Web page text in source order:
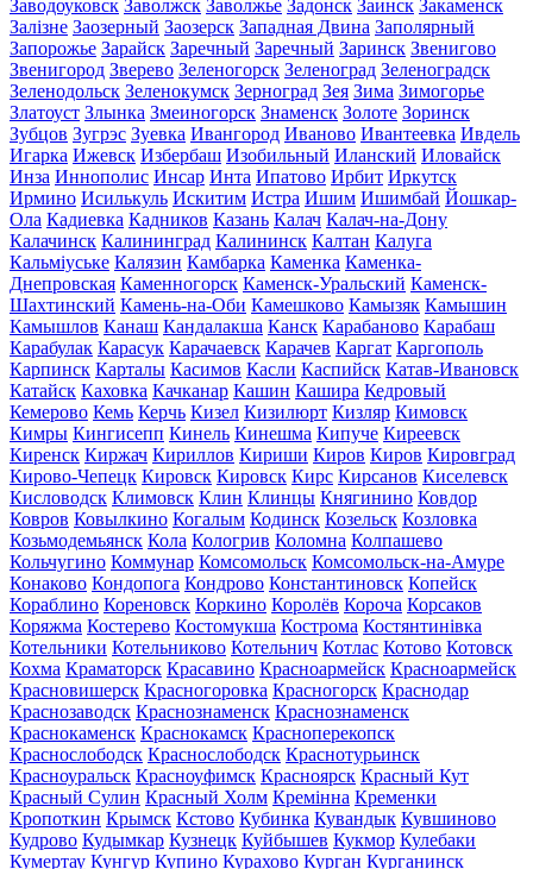
Заводоуковск Заволжск Заволжье Задонск Заинск Закаменск
Залізне Заозерный Заозерск Западная Двина Заполярный
Запорожье Зарайск Заречный Заречный Заринск Звенигово
Звенигород Зверево Зеленогорск Зеленоград Зеленоградск
Зеленодольск Зеленокумск Зерноград Зея Зима Зимогорье
Златоуст Злынка Змеиногорск Знаменск Золоте Зоринск
Зубцов Зугрэс Зуевка Ивангород Иваново Ивантеевка Ивдель
Игарка Ижевск Избербаш Изобильный Иланский Иловайск
Инза Иннополис Инсар Инта Ипатово Ирбит Иркутск
Ирмино Исилькуль Искитим Истра Ишим Ишимбай Йошкар-
Ола Кадиевка Кадников Казань Калач Калач-на-Дону
Калачинск Калининград Калининск Калтан Калуга
Кальміуське Калязин Камбарка Каменка Каменка-
Днепровская Каменногорск Каменск-Уральский Каменск-
Шахтинский Камень-на-Оби Камешково Камызяк Камышин
Камышлов Канаш Кандалакша Канск Карабаново Карабаш
Карабулак Карасук Карачаевск Карачев Каргат Каргополь
Карпинск Карталы Касимов Касли Каспийск Катав-Ивановск
Катайск Каховка Качканар Кашин Кашира Кедровый
Кемерово Кемь Керчь Кизел Кизилюрт Кизляр Кимовск
Кимры Кингисепп Кинель Кинешма Кипуче Киреевск
Киренск Киржач Кириллов Кириши Киров Киров Кировград
Кирово-Чепецк Кировск Кировск Кирс Кирсанов Киселевск
Кисловодск Климовск Клин Клинцы Княгинино Ковдор
Ковров Ковылкино Когалым Кодинск Козельск Козловка
Козьмодемьянск Кола Кологрив Коломна Колпашево
Кольчугино Коммунар Комсомольск Комсомольск-на-Амуре
Конаково Кондопога Кондрово Константиновск Копейск
Кораблино Кореновск Коркино Королёв Короча Корсаков
Коряжма Костерево Костомукша Кострома Костянтинівка
Котельники Котельниково Котельнич Котлас Котово Котовск
Кохма Краматорск Красавино Красноармейск Красноармейск
Красновишерск Красногоровка Красногорск Краснодар
Краснозаводск Краснознаменск Краснознаменск
Краснокаменск Краснокамск Красноперекопск
Краснослободск Краснослободск Краснотурьинск
Красноуральск Красноуфимск Красноярск Красный Кут
Красный Сулин Красный Холм Кремінна Кременки
Кропоткин Крымск Кстово Кубинка Кувандык Кувшиново
Кудрово Кудымкар Кузнецк Куйбышев Кукмор Кулебаки
Кумертау Кунгур Купино Курахово Курган Курганинск